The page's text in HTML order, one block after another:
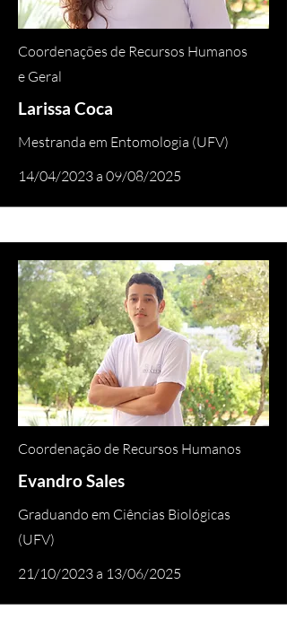
Coordenações de Recursos Humanos
e Geral
Larissa Coca
Mestranda em Entomologia (UFV)
14/04/2023 a 09/08/2025
Coordenação de Recursos Humanos
Evandro Sales
Graduando em Ciências Biológicas
(UFV)
21/10/2023 a 13/06/2025